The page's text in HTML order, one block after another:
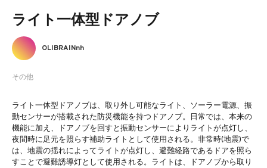
ライト一体型ドアノブ
その他
OLIBRAINnh
ライト一体型ドアノブは、取り外し可能なライト、ソーラー電源、振
動センサーが搭載された防災機能を持つドアノブ。日常では、本来の
機能に加え、ドアノブを回すと振動センサーによりライトが点灯し、
夜間時に足元を照らす補助ライトとして使用される。非常時(地震)で
は、地震の揺れによってライトが点灯し、避難経路であるドアを照ら
すことで避難誘導灯として使用される。ライトは、ドアノブから取り